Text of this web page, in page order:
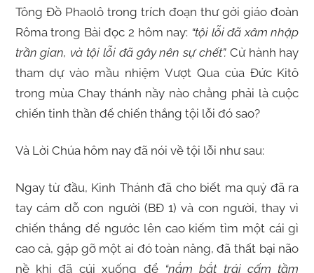
Tông Đồ Phaolô trong trích đoạn thư gởi giáo đoàn
Rôma trong Bài đọc 2 hôm nay: “tội lỗi đã xâm nhập
trần gian, và tội lỗi đã gây nên sự chết”.Cử hành hay
tham dự vào mầu nhiệm Vượt Qua của Đức Kitô
trong mùa Chay thánh nầy nào chẳng phải là cuộc
chiến tinh thần để chiến thắng tội lỗi đó sao?
Và Lời Chúa hôm nay đã nói về tội lỗi như sau:
Ngay từ đầu, Kinh Thánh đã cho biết ma quỷ đã ra
tay cám dỗ con người (BĐ 1) và con người, thay vì
chiến thắng để ngước lên cao kiếm tìm một cái gì
cao cả, gặp gỡ một ai đó toàn năng, đã thất bại não
nề khi đã cúi xuống để “nắm bắt trái cấm tầm